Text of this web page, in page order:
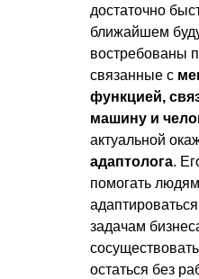
достаточно
ближайшем
востребованы
связанные с
функцией,
машину и
актуальной
адаптолога.
помогать
задачам
остаться без